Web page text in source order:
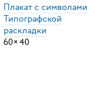
Плакат с символами
Типографской
раскладки
60×40